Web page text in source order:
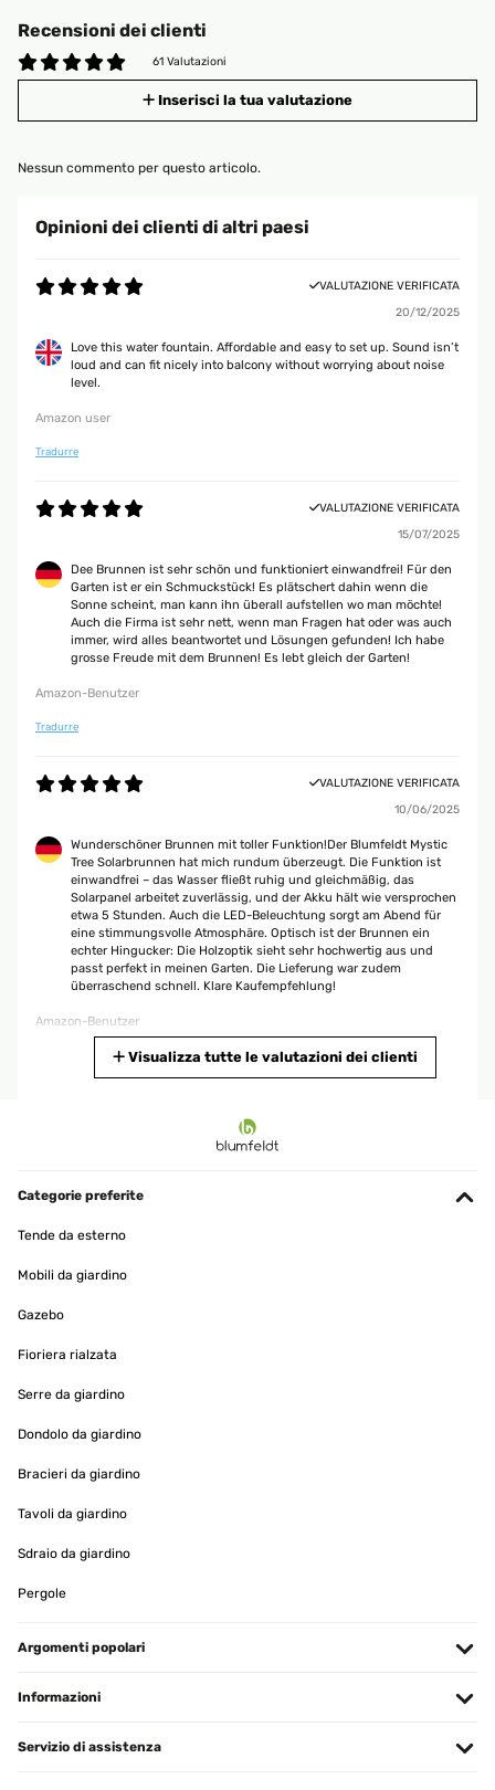
Recensioni dei clienti
61 Valutazioni
Inserisci la tua valutazione
Nessun commento per questo articolo.
Opinioni dei clienti di altri paesi
VALUTAZIONE VERIFICATA
20/12/2025
Love this water fountain. Affordable and easy to set up. Sound isn’t
loud and can fit nicely into balcony without worrying about noise
level.
Amazon user
Tradurre
VALUTAZIONE VERIFICATA
15/07/2025
Dee Brunnen ist sehr schön und funktioniert einwandfrei! Für den
Garten ist er ein Schmuckstück! Es plätschert dahin wenn die
Sonne scheint, man kann ihn überall aufstellen wo man möchte!
Auch die Firma ist sehr nett, wenn man Fragen hat oder was auch
immer, wird alles beantwortet und Lösungen gefunden! Ich habe
grosse Freude mit dem Brunnen! Es lebt gleich der Garten!
Amazon-Benutzer
Tradurre
VALUTAZIONE VERIFICATA
10/06/2025
Wunderschöner Brunnen mit toller Funktion!Der Blumfeldt Mystic
Tree Solarbrunnen hat mich rundum überzeugt. Die Funktion ist
einwandfrei – das Wasser fließt ruhig und gleichmäßig, das
Solarpanel arbeitet zuverlässig, und der Akku hält wie versprochen
etwa 5 Stunden. Auch die LED-Beleuchtung sorgt am Abend für
eine stimmungsvolle Atmosphäre. Optisch ist der Brunnen ein
echter Hingucker: Die Holzoptik sieht sehr hochwertig aus und
passt perfekt in meinen Garten. Die Lieferung war zudem
überraschend schnell. Klare Kaufempfehlung!
Amazon-Benutzer
vorherigen Bewertungen halten was sie versprechen. Der Brunnen
ist nicht kitschig (gefällt sogar meinem Mann ) und für den Balkon
entspannt. Der große Vorteil: das Solar Panel hat einen angebauten
die Sonne nicht scheint. Bei mir war der Akku sogar bereits
das Panel den Akku dann einfach immer wieder auf. Will man den
auch am Tag, was zwar nicht stört, aber auch nicht viel bringt.
Anleitung etwas schwierig zu verstehen. Man muss einfach nur
Wasser bedecken (darauf achten, dass auch noch genug Wasser
dann noch mit dem Solar Panel verbinden.Fazit: Super Brunnen,
der umweltfeundlich mit Solarenergie funktioniert und nach einer
04/05/2024
Visualizza tutte le valutazioni dei clienti
Categorie preferite
Tende da esterno
Mobili da giardino
Gazebo
Fioriera rialzata
Serre da giardino
Dondolo da giardino
Bracieri da giardino
Tavoli da giardino
Sdraio da giardino
Pergole
Argomenti popolari
Informazioni
Servizio di assistenza